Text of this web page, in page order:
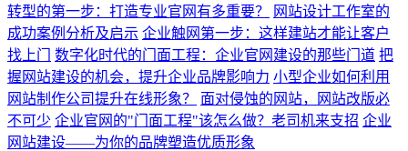
转型的第一步：打造专业官网有多重要？
网站设计工作室的
成功案例分析及启示 企业触网第一步：这样建站才能让客户
找上门
数字化时代的门面工程：企业官网建设的那些门道 把
握网站建设的机会，提升企业品牌影响力 小型企业如何利用
网站制作公司提升在线形象？
面对侵蚀的网站，网站改版必
不可少 企业官网的"门面工程"该怎么做？老司机来支招 企业
网站建设——为你的品牌塑造优质形象